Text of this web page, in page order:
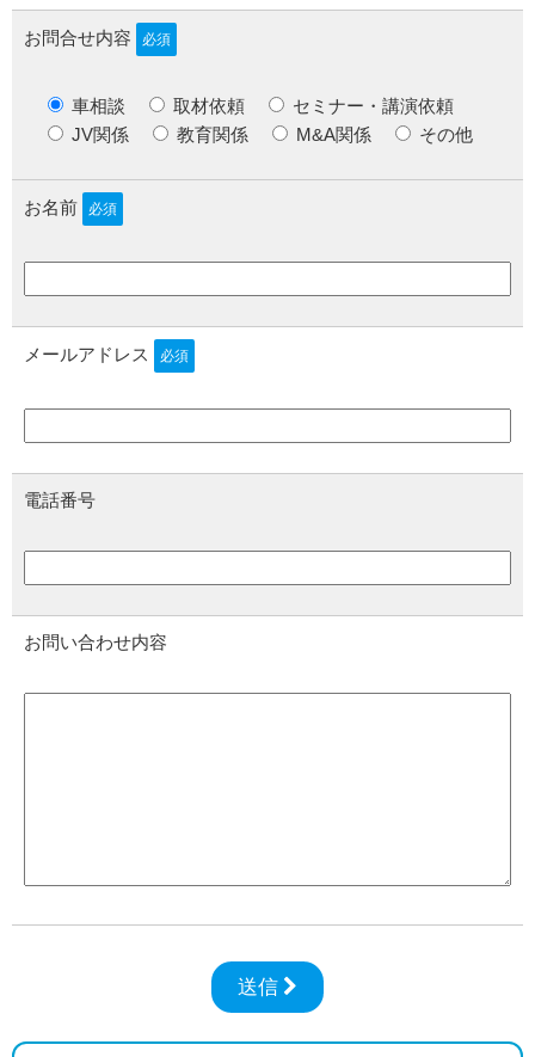
お問合せ内容 必須
車相談 取材依頼
セミナー・講演依頼
JV関係
教育関係 M&A関係 その他
お名前 必須
メールアドレス 必須
電話番号
お問い合わせ内容